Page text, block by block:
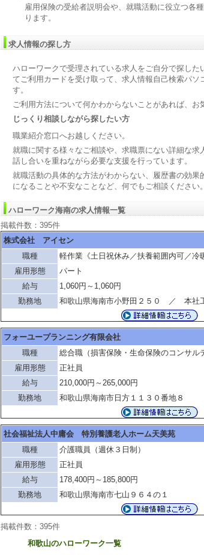
雇用保険の受給者説明会や、就職活動に役立つ各
ります。
求人情報の探し方
ハローワークで受理されている求人をご自分で探した
てご利用カードを受け取って、求人情報自己検索パソ
す。
ご利用方法について何かわからないことがあれば、お
じっくり相談しながら探したい方
職業紹介窓口へお越しください。
就職に関する様々なご相談や、求職票にない詳細な求
話し合いを重ねながら必要な支援を行っています。
就職活動の具体的な方法がわからない、履歴書の効果
になることや不安なことなど、何でもご相談ください。
ハローワーク海南の求人情報一覧
掲載件数：395件
株式会社 アイセン
職種
軽作業《土日祝休み／扶養範囲内可／冷
雇用形態
パート
給与
1,060円～1,060円
勤務地
和歌山県海南市小野田２５０ ／ 本社
フォーユープランニング有限会社
職種
総合職（損害保険・生命保険のコンサル
雇用形態
正社員
給与
210,000円～265,000円
勤務地
和歌山県海南市日方１１３０番地８
社会福祉法人中庸会 特別養護老人ホーム天美苑
職種
介護職員（週休３日制）
雇用形態
正社員
給与
178,400円～185,800円
勤務地
和歌山県海南市七山９６４の１
掲載件数：395件
和歌山のハローワーク一覧